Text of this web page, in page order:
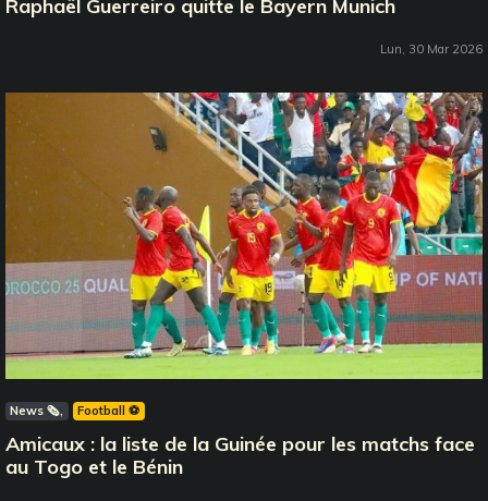
Raphaël Guerreiro quitte le Bayern Munich
Lun, 30 Mar 2026
News 🗞️ Football ⚽️
Amicaux : la liste de la Guinée pour les matchs face
au Togo et le Bénin